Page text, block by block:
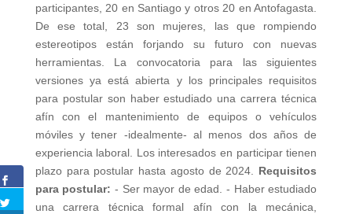
participantes, 20 en Santiago y otros 20 en Antofagasta.
De ese total, 23 son mujeres, las que rompiendo
estereotipos están forjando su futuro con nuevas
herramientas. La convocatoria para las siguientes
versiones ya está abierta y los principales requisitos
para postular son haber estudiado una carrera técnica
afín con el mantenimiento de equipos o vehículos
móviles y tener -idealmente- al menos dos años de
experiencia laboral. Los interesados en participar tienen
plazo para postular hasta agosto de 2024. Requisitos
para postular: - Ser mayor de edad. - Haber estudiado
una carrera técnica formal afín con la mecánica,